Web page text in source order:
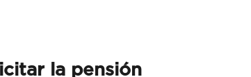
la pensión